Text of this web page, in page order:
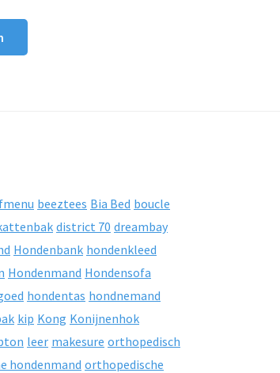
beeztees Bia Bed boucle
district 70 dreambay
Hondenbank hondenkleed
Hondenmand Hondensofa
hondentas hondnemand
kip Kong Konijnenhok
leer makesure orthopedisch
hondenmand orthopedische